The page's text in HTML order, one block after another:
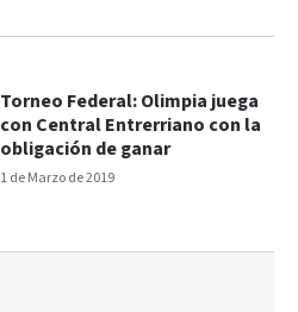
1 de Marzo de 2019
Torneo Federal: Olimpia juega
con Central Entrerriano con la
obligación de ganar